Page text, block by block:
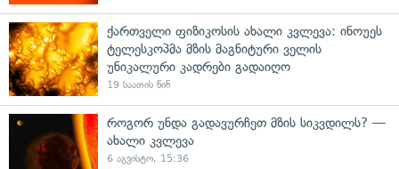
ქართველი ფიზიკოსის ახალი კვლევა: ინოუეს
ტელესკოპმა მზის მაგნიტური ველის
უნიკალური კადრები გადაიღო
19 საათის წინ
როგორ უნდა გადავურჩეთ მზის სიკვდილს? —
ახალი კვლევა
6 აგვისტო, 15:36